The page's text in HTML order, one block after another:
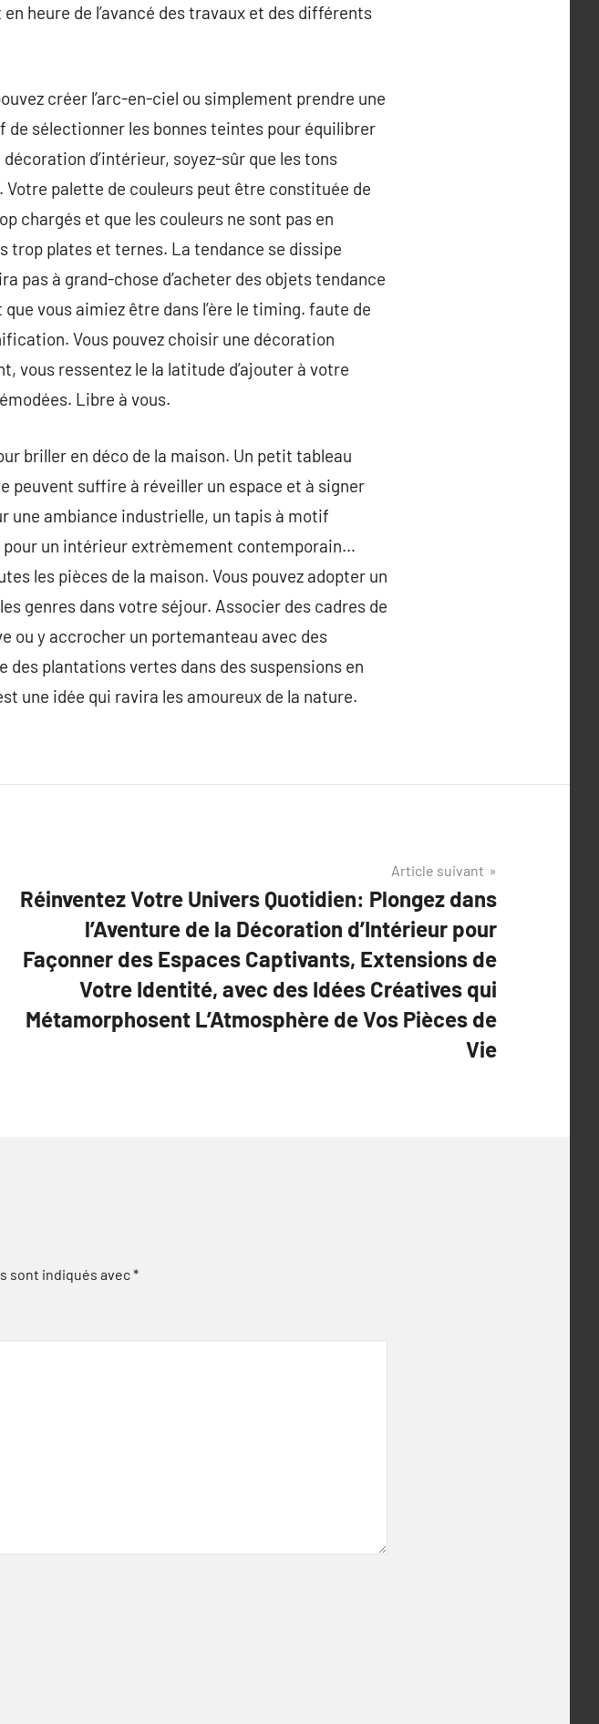
heure de l’avancé des travaux et des différents
créer l’arc-en-ciel ou simplement prendre une
sélectionner les bonnes teintes pour équilibrer
décoration d’intérieur, soyez-sûr que les tons
palette de couleurs peut être constituée de
chargés et que les couleurs ne sont pas en
plates et ternes. La tendance se dissipe
pas à grand-chose d’acheter des objets tendance
vous aimiez être dans l’ère le timing. faute de
Vous pouvez choisir une décoration
vous ressentez le la latitude d’ajouter à votre
Libre à vous.
briller en déco de la maison. Un petit tableau
peuvent suffire à réveiller un espace et à signer
une ambiance industrielle, un tapis à motif
pour un intérieur extrèmement contemporain…
les pièces de la maison. Vous pouvez adopter un
genres dans votre séjour. Associer des cadres de
ou y accrocher un portemanteau avec des
plantations vertes dans des suspensions en
une idée qui ravira les amoureux de la nature.
Article suivant
Réinventez Votre Univers Quotidien: Plongez dans
l’Aventure de la Décoration d’Intérieur pour
Façonner des Espaces Captivants, Extensions de
Votre Identité, avec des Idées Créatives qui
Métamorphosent L’Atmosphère de Vos Pièces de
Vie
sont indiqués avec*